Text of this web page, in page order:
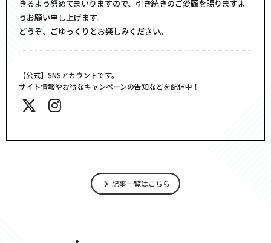
きるよう努めてまいりますので、引き続きのご愛顧を賜りますよ
うお願い申し上げます。
どうぞ、ごゆっくりとお楽しみください。
【公式】SNSアカウントです。
サイト情報やお得なキャンペーンの告知などを配信中！
記事一覧はこちら